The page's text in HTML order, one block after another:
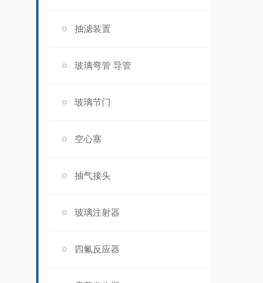
抽滤装置
玻璃弯管 导管
玻璃节门
空心塞
抽气接头
玻璃注射器
四氟反应器